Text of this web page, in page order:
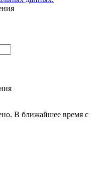
В ближайшее время с